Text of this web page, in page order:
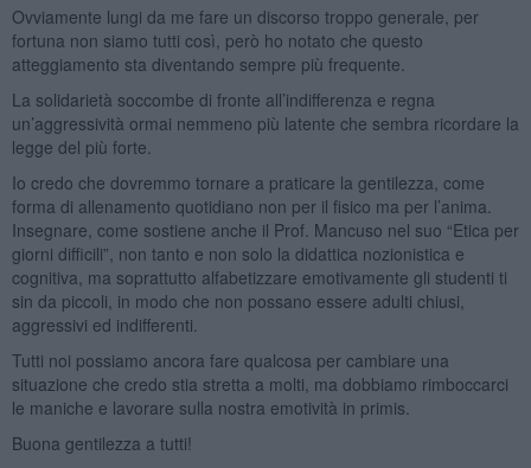
Ovviamente lungi da me fare un discorso troppo generale, per
fortuna non siamo tutti così, però ho notato che questo
atteggiamento sta diventando sempre più frequente.
La solidarietà soccombe di fronte all’indifferenza e regna
un’aggressività ormai nemmeno più latente che sembra ricordare la
legge del più forte.
Io credo che dovremmo tornare a praticare la gentilezza, come
forma di allenamento quotidiano non per il fisico ma per l’anima.
Insegnare, come sostiene anche il Prof. Mancuso nel suo “Etica per
giorni difficili”, non tanto e non solo la didattica nozionistica e
cognitiva, ma soprattutto alfabetizzare emotivamente gli studenti ti
sin da piccoli, in modo che non possano essere adulti chiusi,
aggressivi ed indifferenti.
Tutti noi possiamo ancora fare qualcosa per cambiare una
situazione che credo stia stretta a molti, ma dobbiamo rimboccarci
le maniche e lavorare sulla nostra emotività in primis.
Buona gentilezza a tutti!